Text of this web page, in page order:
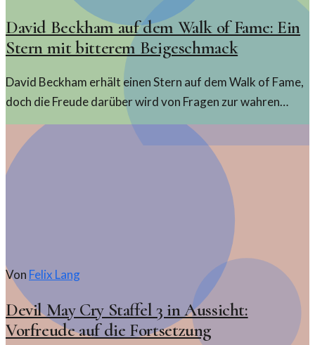
David Beckham auf dem Walk of Fame: Ein
Stern mit bitterem Beigeschmack
David Beckham erhält einen Stern auf dem Walk of Fame,
doch die Freude darüber wird von Fragen zur wahren
Bedeutung und den Hintergründen überschattet.
Von Felix Lang
Devil May Cry Staffel 3 in Aussicht:
Vorfreude auf die Fortsetzung